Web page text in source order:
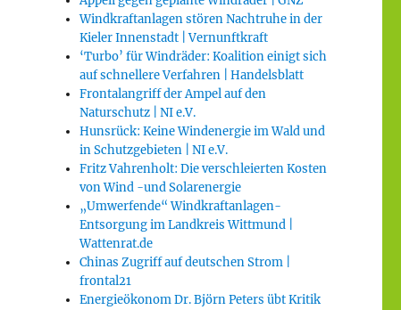
Windkraftanlagen stören Nachtruhe in der
Kieler Innenstadt | Vernunftkraft
‘Turbo’ für Windräder: Koalition einigt sich
auf schnellere Verfahren | Handelsblatt
Frontalangriff der Ampel auf den
Naturschutz | NI e.V.
Hunsrück: Keine Windenergie im Wald und
in Schutzgebieten | NI e.V.
Fritz Vahrenholt: Die verschleierten Kosten
von Wind -und Solarenergie
„Umwerfende“ Windkraftanlagen-
Entsorgung im Landkreis Wittmund |
Wattenrat.de
Chinas Zugriff auf deutschen Strom |
frontal21
Energieökonom Dr. Björn Peters übt Kritik